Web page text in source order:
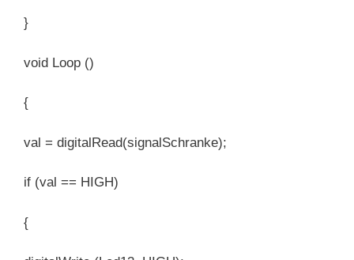
}
void Loop ()
{
val = digitalRead(signalSchranke);
if (val == HIGH)
{